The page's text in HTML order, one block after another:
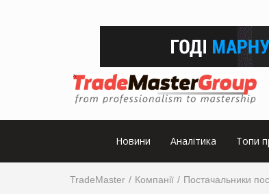
Новини Аналітика Топи
TradeMaster Компанії Постачальники